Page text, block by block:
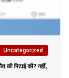
Uncategorized
की पिटाई की? नहीं,